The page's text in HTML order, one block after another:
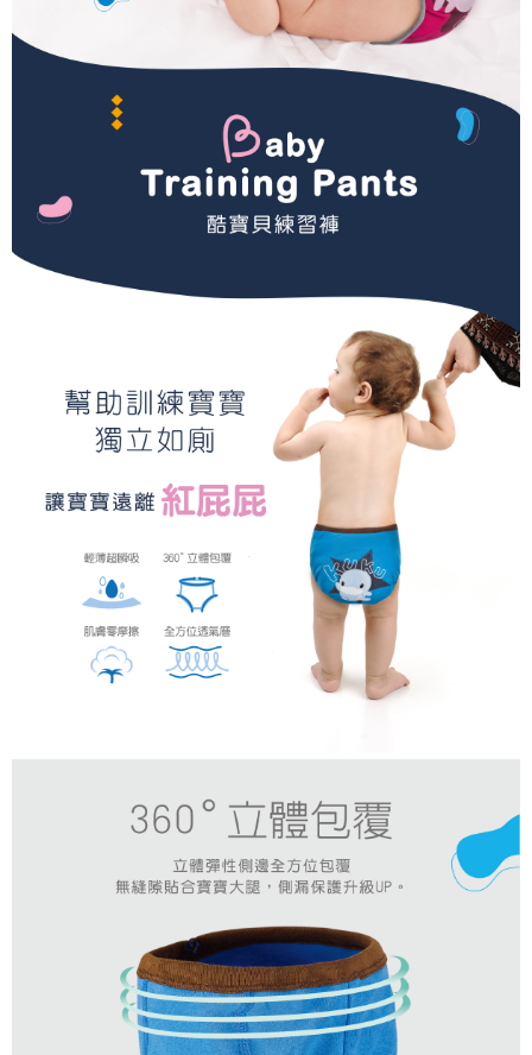
ATM／網路銀行／等多元方式進行付款，方視為交易完成。
※ 請注意：結帳手續完成當下不需立刻繳費，但若您需要取消訂單，請聯絡
購買商品的店家。未經商家同意取消之訂單仍視為有效，需透過AFTEE先享
後付繳納相關費用。
※ 交易是否成功請以「AFTEE先享後付 」之結帳頁面顯示為準，若有關於
是否繳費成功／繳費後需取消欲退款等相關疑問，請聯繫「AFTEE先享後付
客戶支援中心」
https://netprotections.freshdesk.com/support/home
１．透過由恩沛科技股份有限公司提供之「AFTEE先享後付」服務完成之交
易，需依本服務之必要範圍內提供個人資料，並將交易相關給付款項請求債
權轉讓予恩沛科技股份有限公司。
２．關於個人資料處理事宜，請瀏覽以下網址：
https://aftee.tw/terms/#terms3
３．未成年的使用者請事先徵得法定代理人或監護人之同意方可使用
「AFTEE先享後付」，若未經同意申辦者引起之損失，本公司不負相關責
４．使用「AFTEE先享後付」時，將依據個別帳號之用戶狀況，依本公司即
時審查核予不同之上限額度；若仍有額度不足之情形，本公司將視審查結果
請求用戶進行身份認證。
５．嚴禁一人註冊多個帳號或使用他人資訊註冊。若發現惡意使用之情形，
恩沛科技股份有限公司將有權停止該用戶之使用額度並採取法律行動。
每筆NT$150，滿NT$1,299(含以上)免運費